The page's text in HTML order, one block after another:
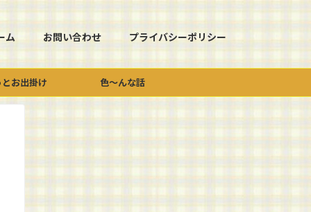
ム お問い合わせ プライバシーポリシー
お出掛け 色～んな話